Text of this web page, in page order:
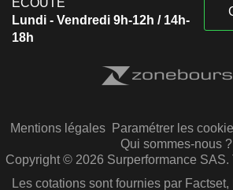
Lundi - Vendredi 9h-12h / 14h-
18h
Mentions légales Paramétrer les
Qui sommes-nous ?
Copyright © 2026 Surperformance SAS.
Les cotations sont fournies par